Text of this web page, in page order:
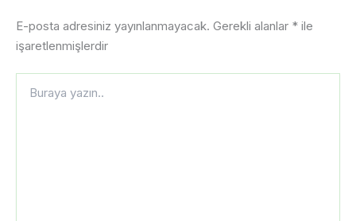
E-posta adresiniz yayınlanmayacak. Gerekli alanlar * ile
işaretlenmişlerdir
yazın..